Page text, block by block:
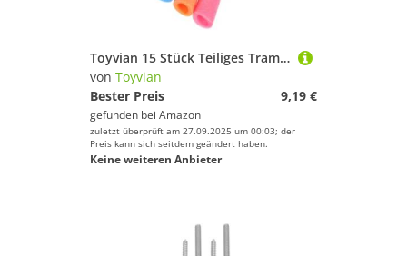
Toyvian 15 Stück Teiliges Trampolin Polsterset mit Schwamm Schutz Wetterfeste Sprungfeder Rohrabdeckungen Bunte Stoßdämpfer für Sichere im Innen Außenbereich
von Toyvian
Bester Preis
9,19 €
gefunden bei Amazon
zuletzt überprüft am 27.09.2025 um 00:03; der
Preis kann sich seitdem geändert haben.
Keine weiteren Anbieter